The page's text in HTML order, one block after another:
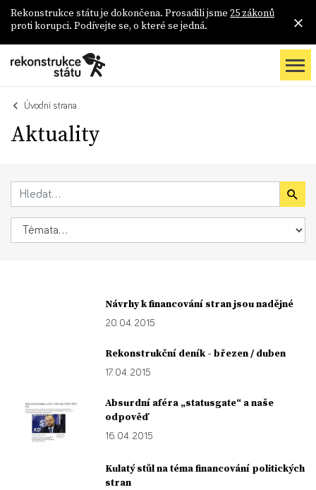
Rekonstrukce státu je dokončena. Prosadili jsme 25 zákonů
proti korupci. Podívejte se, o které se jedná.
Úvodní strana
Aktuality
Návrhy k financování stran jsou nadějné
20. 04. 2015
Rekonstrukční deník - březen / duben
17. 04. 2015
Absurdní aféra „statusgate“ a naše
odpověď
16. 04. 2015
Kulatý stůl na téma financování politických
stran